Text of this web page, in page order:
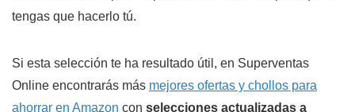
tengas que hacerlo tú.
Si esta selección te ha resultado útil, en Superventas
Online encontrarás más mejores ofertas y chollos para
ahorrar en Amazon con selecciones actualizadas a